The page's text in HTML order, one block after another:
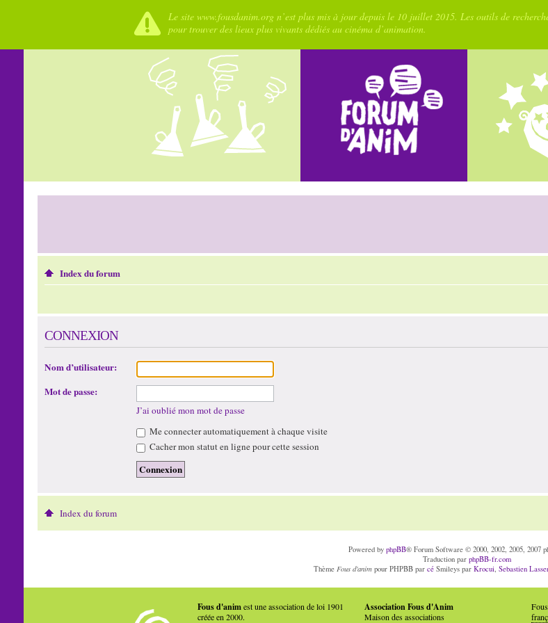
Le site www.fousdanim.org n’est plus mis à jour depuis le 10 juillet 2015. Les outils de
pour trouver des lieux plus vivants dédiés au cinéma d’animation.
Index du forum
CONNEXION
Nom d’utilisateur:
Mot de passe:
J’ai oublié mon mot de passe
Me connecter automatiquement à chaque visite
Cacher mon statut en ligne pour cette session
Index du forum
Powered by phpBB® Forum Software © 2000, 2002, 2005, 2007
Traduction parphpBB-fr.com
Thème Fous d'anim pour PHPBB parcé Smileys parKrocui ,Sebastien
Fous d'animest une association de loi 1901
créée en 2000.
Association Fous d'Anim
Maison des associations